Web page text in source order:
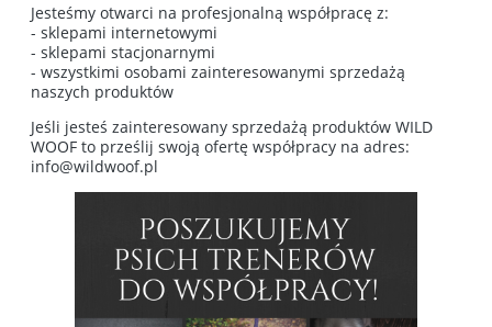
Jesteśmy otwarci na profesjonalną współpracę z:
- sklepami internetowymi
- sklepami stacjonarnymi
- wszystkimi osobami zainteresowanymi sprzedażą
naszych produktów
Jeśli jesteś zainteresowany sprzedażą produktów WILD
WOOF to prześlij swoją ofertę współpracy na adres:
info@wildwoof.pl